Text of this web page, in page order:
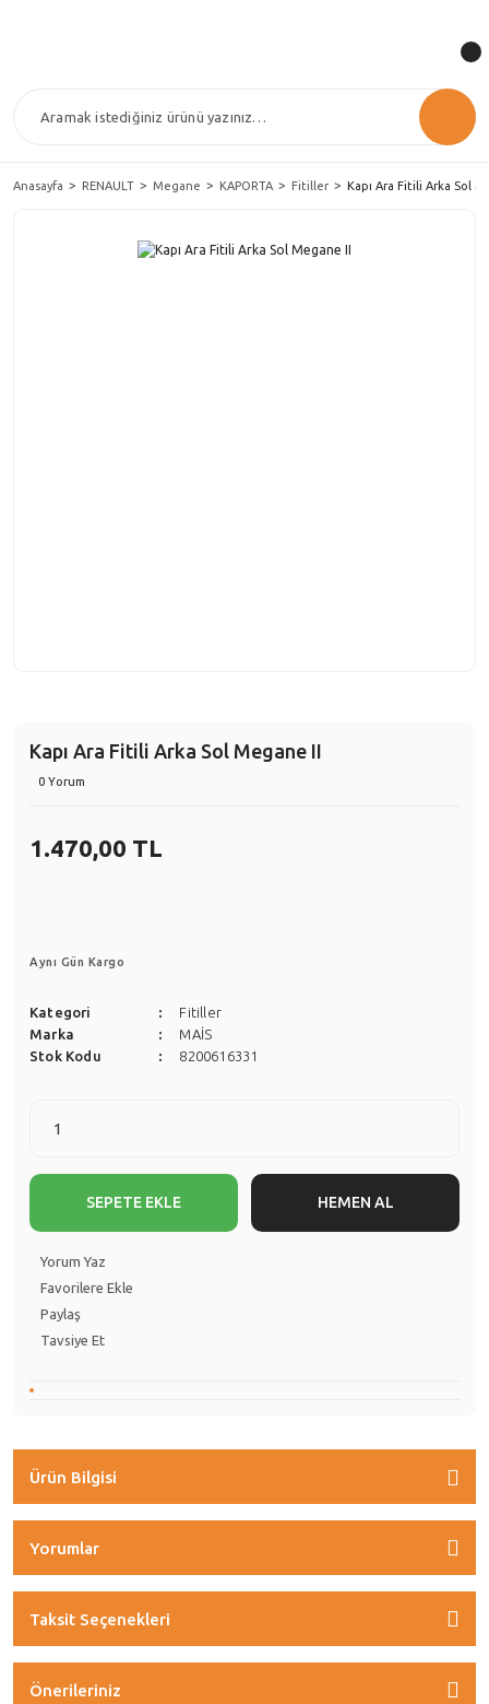
Anasayfa RENAULT Megane KAPORTA Fitiller Kapı Ara Fitili Arka Sol
Kapı Ara Fitili Arka Sol Megane II
0 Yorum
1.470,00 TL
Aynı Gün Kargo
Kategori
Fitiller
Marka
MAİS
Stok Kodu
8200616331
SEPETE EKLE HEMEN AL
Yorum Yaz
Paylaş
Tavsiye Et
Ürün Bilgisi
Yorumlar
Taksit Seçenekleri
Önerileriniz